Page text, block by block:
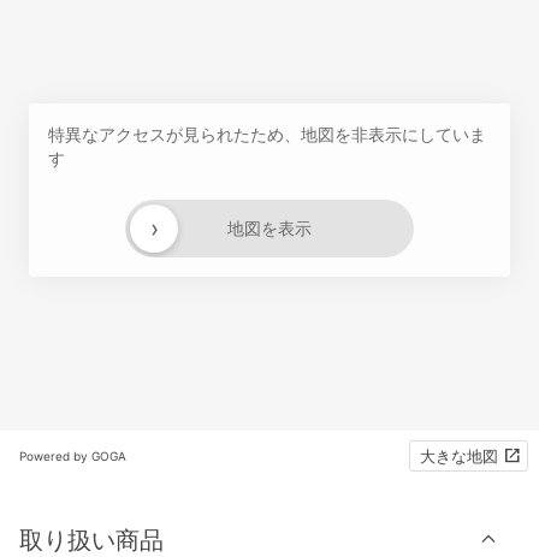
特異なアクセスが見られたため、地図を非表示にしていま
す
地図を表示
›
Powered by GOGA 大きな地図
取り扱い商品